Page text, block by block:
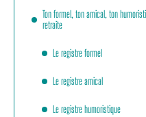
Ton formel, ton amical, ton
retraite
Le registre formel
Le registre amical
Le registre humoristique